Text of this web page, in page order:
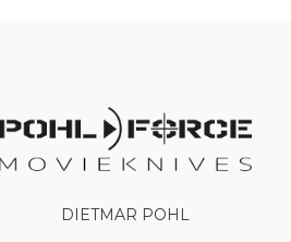
DIETMAR POHL